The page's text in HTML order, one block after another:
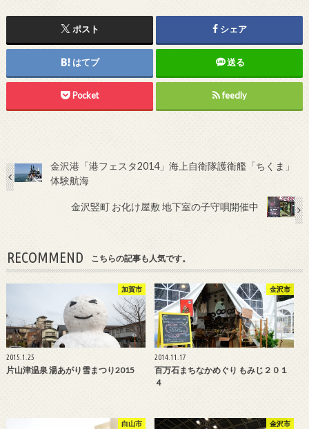
ポスト シェア
はてブ 送る
Pocket feedly
金沢港「港フェスタ2014」海上自衛隊護衛艦「ちくま」
体験航海
金沢竪町 お化け屋敷 地下室の子守唄開催中
RECOMMEND こちらの記事も人気です。
加賀市
2015.1.25
片山津温泉 湯あがり雪まつり2015
金沢市
2014.11.17
百万石まちなかめぐり もみじ２０１
４
白山市 金沢市